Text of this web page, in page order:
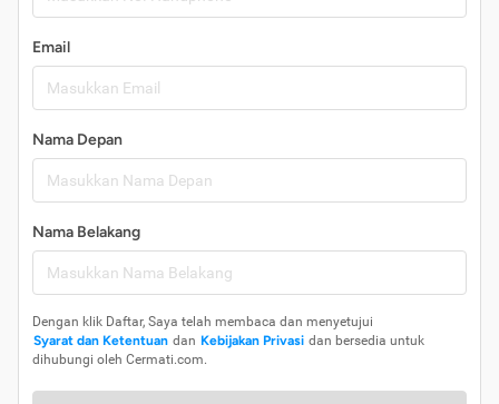
Email
Nama Depan
Nama Belakang
Dengan klik Daftar, Saya telah membaca dan menyetujui
Syarat dan Ketentuan dan Kebijakan Privasi dan bersedia untuk
dihubungi oleh Cermati.com.